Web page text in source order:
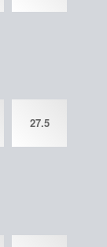
27.5